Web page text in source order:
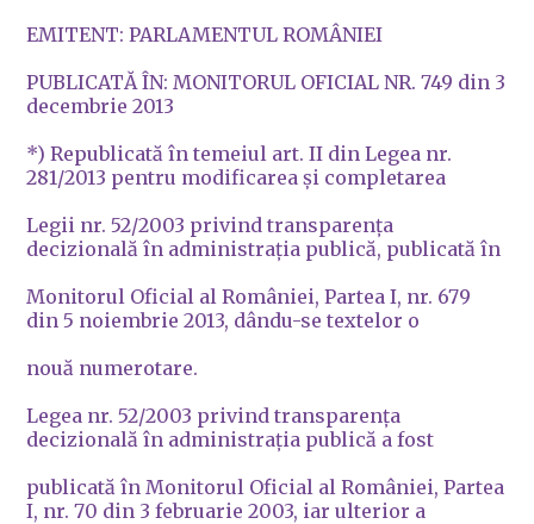
EMITENT: PARLAMENTUL ROMÂNIEI
PUBLICATĂ ÎN: MONITORUL OFICIAL NR. 749 din 3
decembrie 2013
*) Republicată în temeiul art. II din Legea nr.
281/2013 pentru modificarea şi completarea
Legii nr. 52/2003 privind transparenţa
decizională în administraţia publică, publicată în
Monitorul Oficial al României, Partea I, nr. 679
din 5 noiembrie 2013, dându-se textelor o
nouă numerotare.
Legea nr. 52/2003 privind transparenţa
decizională în administraţia publică a fost
publicată în Monitorul Oficial al României, Partea
I, nr. 70 din 3 februarie 2003, iar ulterior a